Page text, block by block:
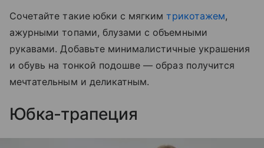
Сочетайте такие юбки с мягкимтрикотажем,
ажурными топами, блузами с объемными
рукавами. Добавьте минималистичные украшения
и обувь на тонкой подошве — образ получится
мечтательным и деликатным.
Юбка-трапеция